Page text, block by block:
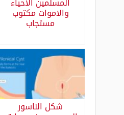
والاموات مكتوب
مستجاب
شكل الناسور